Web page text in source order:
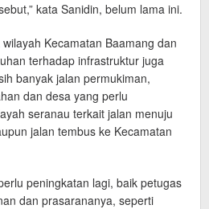
kata Sanidin, belum lama ini.
Kecamatan Baamang dan
terhadap infrastruktur juga
banyak jalan permukiman,
dan desa yang perlu
seranau terkait jalan menuju
jalan tembus ke Kecamatan
peningkatan lagi, baik petugas
dan prasarananya, seperti